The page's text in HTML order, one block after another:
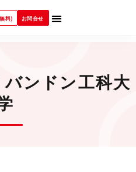
料) お問合せ
ンドン工科大